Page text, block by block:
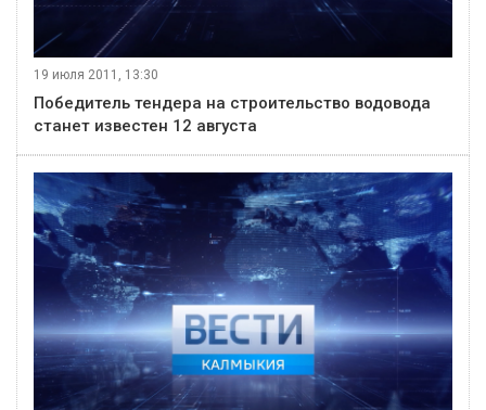
19 июля 2011, 13:30
Победитель тендера на строительство водовода
станет известен 12 августа